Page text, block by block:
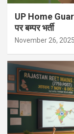
UP Home
पर बम्पर भर्ती
November 26, 2025